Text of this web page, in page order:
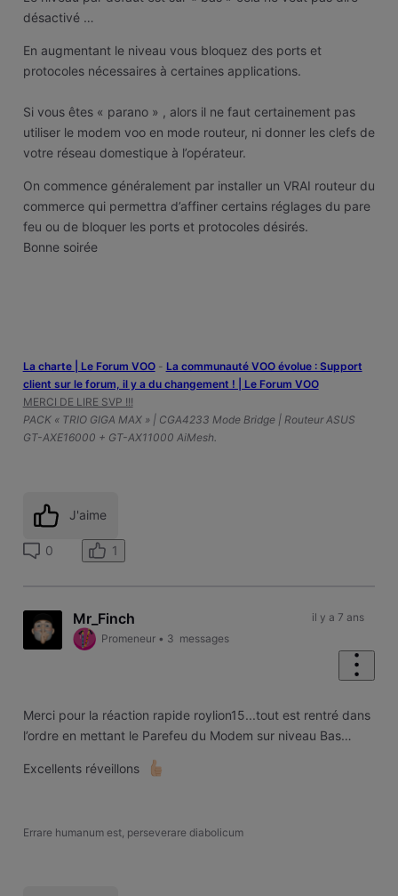
désactivé …
En augmentant le niveau vous bloquez des ports et
protocoles nécessaires à certaines applications.
Si vous êtes « parano » , alors il ne faut certainement pas
utiliser le modem voo en mode routeur, ni donner les clefs de
votre réseau domestique à l’opérateur.
On commence généralement par installer un VRAI routeur du
commerce qui permettra d’affiner certains réglages du pare
feu ou de bloquer les ports et protocoles désirés.
Bonne soirée
La charte | Le Forum VOO- ‎La communauté VOO évolue : Support
client sur le forum, il y a du changement ! | Le Forum VOO
MERCI DE LIRE SVP !!!
PACK « TRIO GIGA MAX » | CGA4233 Mode Bridge | Routeur ASUS
GT-AXE16000 + GT-AX11000 AiMesh.
J'aime
0 1
Mr_Finch
Promeneur • 3 messages
il y a 7 ans
Merci pour la réaction rapide roylion15...tout est rentré dans
l’ordre en mettant le Parefeu du Modem sur niveau Bas…
Excellents réveillons
Errare humanum est, perseverare diabolicum